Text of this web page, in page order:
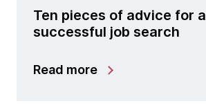
Ten pieces of advice for a
successful job search
Read more